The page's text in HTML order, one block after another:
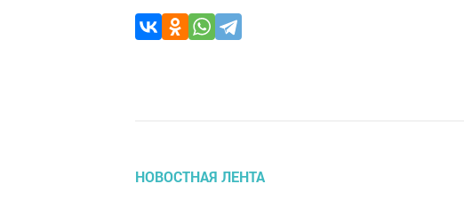
НОВОСТНАЯ ЛЕНТА